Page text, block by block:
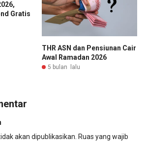
Gratis
THR ASN dan Pensiunan Cair
Awal Ramadan 2026
5 bulan lalu
akan dipublikasikan. Ruas yang wajib